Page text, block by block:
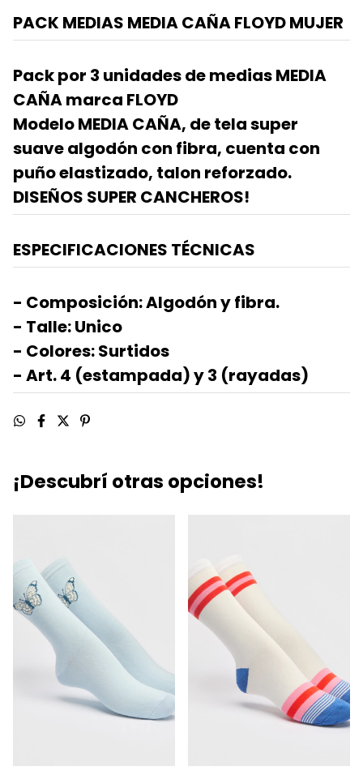
PACK MEDIAS MEDIA CAÑA FLOYD MUJER
Pack por 3 unidades de medias MEDIA
CAÑA marca FLOYD
Modelo MEDIA CAÑA, de tela super
suave algodón con fibra, cuenta con
puño elastizado, talon reforzado.
DISEÑOS SUPER CANCHEROS!
ESPECIFICACIONES TÉCNICAS
- Composición: Algodón y fibra.
- Talle: Unico
- Colores: Surtidos
- Art. 4 (estampada) y 3 (rayadas)
¡Descubrí otras opciones!